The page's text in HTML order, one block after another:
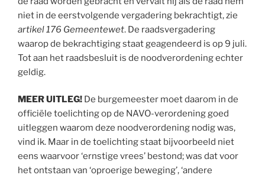
niet in de eerstvolgende vergadering bekrachtigt, zie
artikel 176 Gemeentewet. De raadsvergadering
waarop de bekrachtiging staat geagendeerd is op 9 juli.
Tot aan het raadsbesluit is de noodverordening echter
geldig.
MEER UITLEG! De burgemeester moet daarom in de
officiële toelichting op de NAVO-verordening goed
uitleggen waarom deze noodverordening nodig was,
vind ik. Maar in de toelichting staat bijvoorbeeld niet
eens waarvoor ‘ernstige vrees’ bestond; was dat voor
het ontstaan van ‘oproerige beweging’, ‘andere